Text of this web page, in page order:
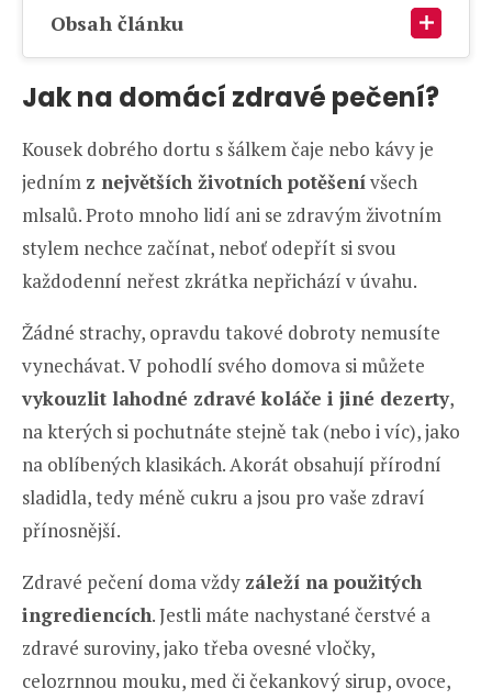
Obsah článku
Jak na domácí zdravé pečení?
Kousek dobrého dortu s šálkem čaje nebo kávy je
jedním z největších životních potěšenívšech
mlsalů. Proto mnoho lidí ani se zdravým životním
stylem nechce začínat, neboť odepřít si svou
každodenní neřest zkrátka nepřichází v úvahu.
Žádné strachy, opravdu takové dobroty nemusíte
vynechávat. V pohodlí svého domova si můžete
vykouzlit lahodné zdravé koláče i jiné dezerty,
na kterých si pochutnáte stejně tak (nebo i víc), jako
na oblíbených klasikách. Akorát obsahují přírodní
sladidla, tedy méně cukru a jsou pro vaše zdraví
přínosnější.
Zdravé pečení doma vždy záleží na použitých
ingrediencích. Jestli máte nachystané čerstvé a
zdravé suroviny, jako třeba ovesné vločky,
celozrnnou mouku, med či čekankový sirup, ovoce,